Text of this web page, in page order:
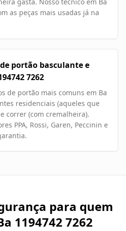
gasta. Nosso técnico em Ba
as peças mais usadas já na
portão basculante e
7262
de portão mais comuns em Ba
residenciais (aqueles que
correr (com cremalheira).
PPA, Rossi, Garen, Peccinin e
para quem
1194742 7262